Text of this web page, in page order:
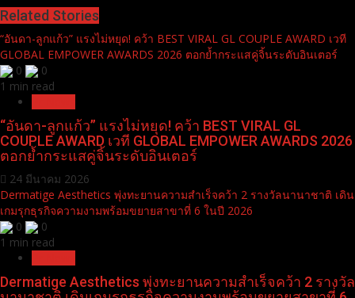
Related Stories
“อันดา-ลูกแก้ว” แรงไม่หยุด! คว้า BEST VIRAL GL COUPLE AWARD เวที
GLOBAL EMPOWER AWARDS 2026 ตอกย้ำกระแสคู่จิ้นระดับอินเตอร์
0
0
1 min read
“อันดา-ลูกแก้ว” แรงไม่หยุด! คว้า BEST VIRAL GL
COUPLE AWARD เวที GLOBAL EMPOWER AWARDS 2026
ตอกย้ำกระแสคู่จิ้นระดับอินเตอร์
24 มีนาคม 2026
Dermatige Aesthetics พุ่งทะยานความสำเร็จคว้า 2 รางวัลนานาชาติ เดิน
เกมรุกธุรกิจความงามพร้อมขยายสาขาที่ 6 ในปี 2026
0
0
1 min read
Dermatige Aesthetics พุ่งทะยานความสำเร็จคว้า 2 รางวัล